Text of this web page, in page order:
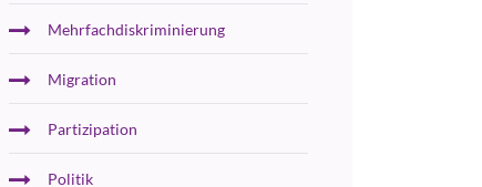
Mehrfachdiskriminierung
Migration
Partizipation
Politik